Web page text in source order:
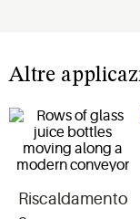
Altre
Riscaldamento